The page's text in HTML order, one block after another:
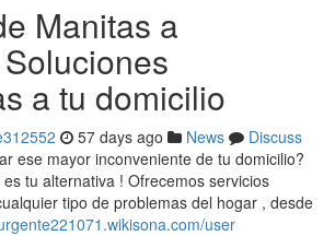
Manitas a
a tu domicilio
57 days ago News
Discuss
ese mayor inconveniente de tu domicilio?
es tu alternativa ! Ofrecemos servicios
tipo de problemas del hogar , desde
user